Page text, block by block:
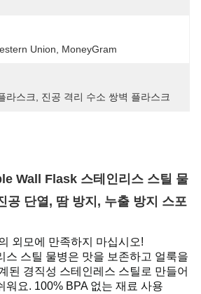
Union, MoneyGram
라스크
진공 격리 수소 쌍벽 플라스크
Wall Flask 스테인리스 스틸 물
공 단열, 땀 방지, 누출 방지 스포
외모에 만족하지 마십시오!
스 스틸 물병은 맛을 보존하고 얼룩을
된 경직성 스테인레스 스틸로 만들어
워요. 100% BPA 없는 재료 사용